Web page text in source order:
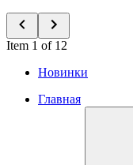
Item 1 of 12
Новинки
Главная